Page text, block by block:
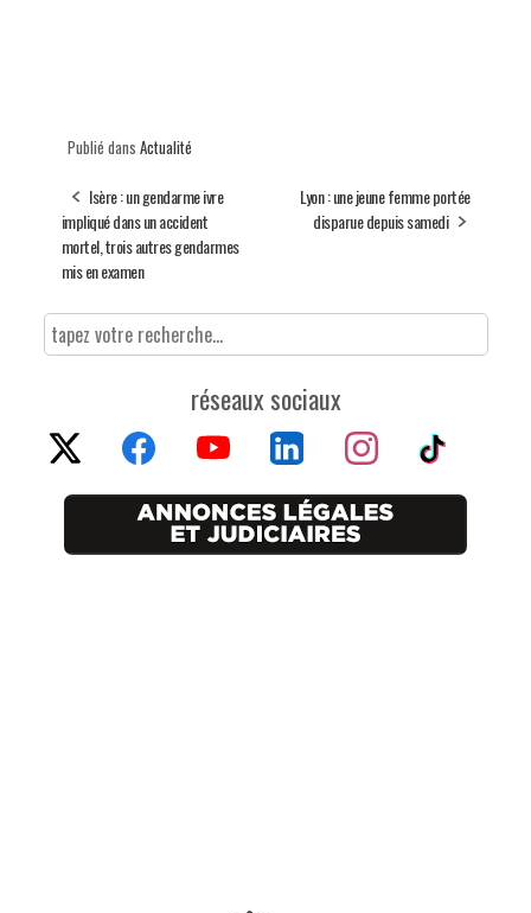
Publié dans Actualité
Isère : un gendarme ivre
impliqué dans un accident
mortel, trois autres gendarmes
mis en examen
Lyon : une jeune femme portée
disparue depuis samedi
réseaux sociaux